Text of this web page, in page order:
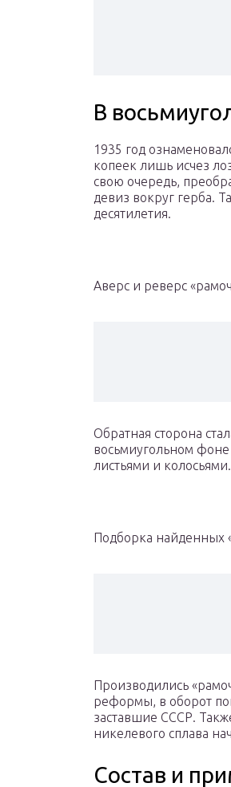
В
1935 год
копеек лишь исчез
свою очередь,
девиз вокруг герба.
десятилетия.
Аверс и реверс
Обратная сторона
восьмиугольном
листьями и
Подборка найденных
Производились
реформы, в оборот
заставшие СССР.
никелевого сплава
Состав и